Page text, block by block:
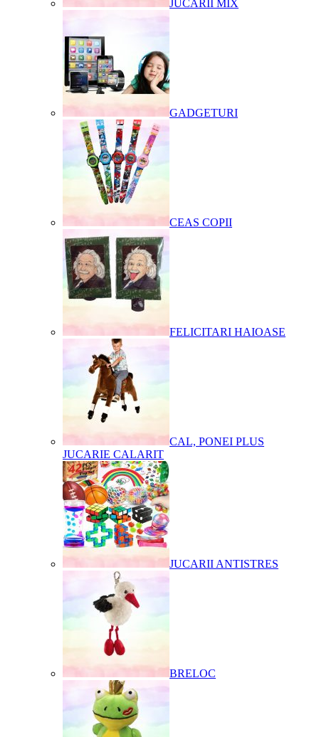
JUCARII MIX
GADGETURI
CEAS COPII
FELICITARI HAIOASE
CAL, PONEI PLUS
JUCARIE CALARIT
JUCARII ANTISTRES
BRELOC